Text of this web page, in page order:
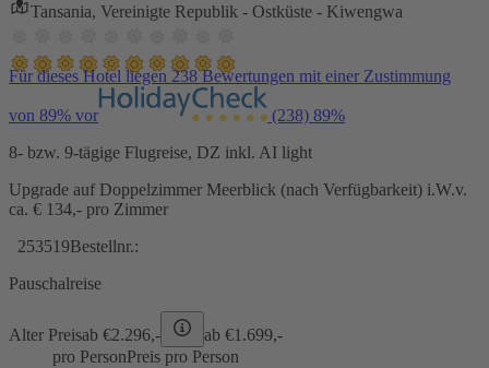
Tansania, Vereinigte Republik - Ostküste - Kiwengwa
Für dieses Hotel liegen 238 Bewertungen mit einer Zustimmung
von 89% vor (238) 89%
8- bzw. 9-tägige Flugreise, DZ inkl. AI light
Upgrade auf Doppelzimmer Meerblick (nach Verfügbarkeit) i.W.v.
ca. € 134,- pro Zimmer
253519Bestellnr.:
Pauschalreise
Alter Preisab €2.296,- ab €1.699,-
pro PersonPreis pro Person